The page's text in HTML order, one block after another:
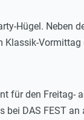
Hügel. Neben
für den Freitag-
DAS FEST